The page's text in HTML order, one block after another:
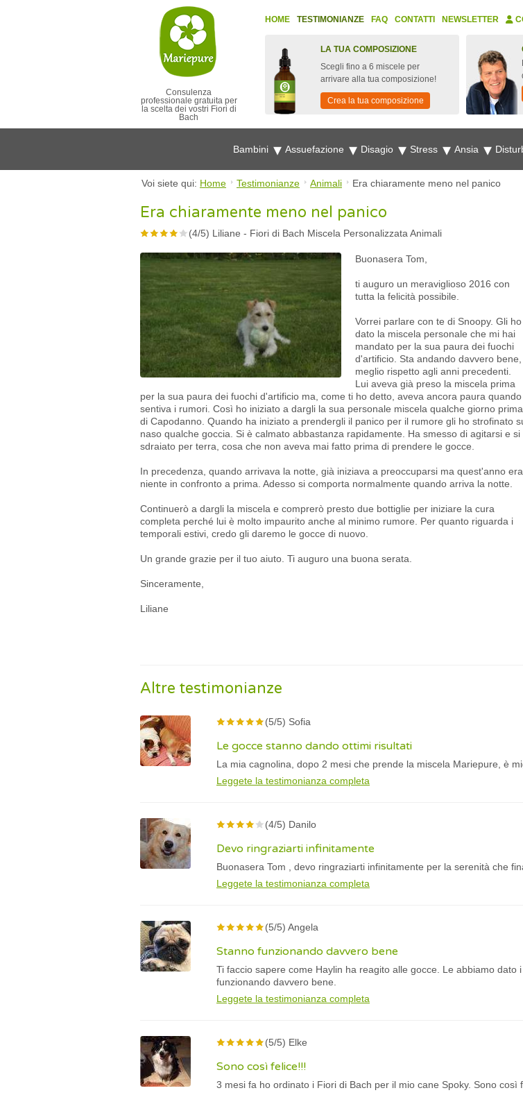
Consulenza
professionale gratuita per
la scelta dei vostri Fiori di
Bach
HOME TESTIMONIANZE FAQ CONTATTI NEWSLETTER
LA TUA COMPOSIZIONE
Scegli fino a 6 miscele per
arrivare alla tua composizione!
Crea la tua composizione
Bambini Assuefazione Disagio Stress Ansia
Voi siete qui: Home Testimonianze Animali Era chiaramente meno nel panico
Era chiaramente meno nel panico
(4/5) Liliane - Fiori di Bach Miscela Personalizzata Animali
Buonasera Tom,
ti auguro un meraviglioso 2016 con
tutta la felicità possibile.
Vorrei parlare con te di Snoopy. Gli ho
dato la miscela personale che mi hai
mandato per la sua paura dei fuochi
d'artificio. Sta andando davvero bene,
meglio rispetto agli anni precedenti.
Lui aveva già preso la miscela prima
per la sua paura dei fuochi d'artificio ma, come ti ho detto, aveva ancora paura quando
sentiva i rumori. Così ho iniziato a dargli la sua personale miscela qualche giorno prima
di Capodanno. Quando ha iniziato a prendergli il panico per il rumore gli ho strofinato
naso qualche goccia. Si è calmato abbastanza rapidamente. Ha smesso di agitarsi e si
sdraiato per terra, cosa che non aveva mai fatto prima di prendere le gocce.
In precedenza, quando arrivava la notte, già iniziava a preoccuparsi ma quest'anno era
niente in confronto a prima. Adesso si comporta normalmente quando arriva la notte.
Continuerò a dargli la miscela e comprerò presto due bottiglie per iniziare la cura
completa perché lui è molto impaurito anche al minimo rumore. Per quanto riguarda i
temporali estivi, credo gli daremo le gocce di nuovo.
Un grande grazie per il tuo aiuto. Ti auguro una buona serata.
Sinceramente,
Liliane
Altre testimonianze
(5/5) Sofia
Le gocce stanno dando ottimi risultati
La mia cagnolina, dopo 2 mesi che prende la miscela Mariepure, è
Leggete la testimonianza completa
(4/5) Danilo
Devo ringraziarti infinitamente
Buonasera Tom , devo ringraziarti infinitamente per la serenità che
Leggete la testimonianza completa
(5/5) Angela
Stanno funzionando davvero bene
Ti faccio sapere come Haylin ha reagito alle gocce. Le abbiamo
funzionando davvero bene.
Leggete la testimonianza completa
(5/5) Elke
Sono così felice!!!
3 mesi fa ho ordinato i Fiori di Bach per il mio cane Spoky. Sono così